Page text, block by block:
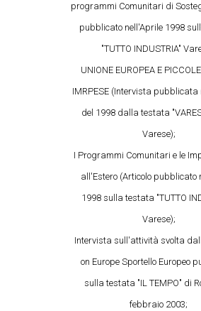
programmi Comunitari di
pubblicato nell'Aprile 1998
"TUTTO INDUSTRIA"
UNIONE EUROPEA E
IMRPESE (Intervista
del 1998 dalla testata
Varese);
I Programmi Comunitari e le
all'Estero (Articolo pubblicato
1998 sulla testata "TUTTO
Varese);
Intervista sull'attività svolta
on Europe Sportello Europeo
sulla testata "IL TEMPO" di
febbraio 2003;